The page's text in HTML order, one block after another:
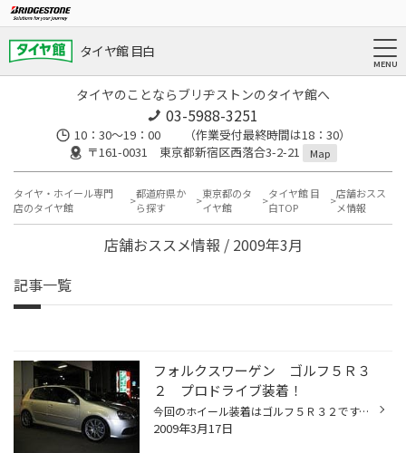
タイヤ館 目白
タイヤのことならブリヂストンのタイヤ館へ
03-5988-3251
10：30～19：00 （作業受付最終時間は18：30）
〒161-0031 東京都新宿区西落合3-2-21
Map
タイヤ・ホイール専門
店のタイヤ館
都道府県か
ら探す
東京都のタ
イヤ館
タイヤ館 目
白TOP
店舗おスス
メ情報
店舗おススメ情報 / 2009年3月
記事一覧
フォルクスワーゲン ゴルフ５Ｒ３
２ プロドライブ装着！
今回のホイール装着はゴルフ５Ｒ３２です。 ゴルフをベースに排気量を上げてスポーティーに仕上げた この車には軽量の鍛造ホイール「ｐｒｏｄｒｉｖｅ」と 最高のスポーツ走行性能の「ＰＯＴＥＮＺＡ ＲＥ－１１」 がピッタリマッチします。 色はガンメタでボディカラーとも合っていて、性能だけで...
2009年3月17日